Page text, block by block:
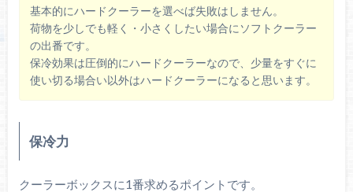
基本的にハードクーラーを選べば失敗はしません。
荷物を少しでも軽く・小さくしたい場合にソフトクーラー
の出番です。
保冷効果は圧倒的にハードクーラーなので、少量をすぐに
使い切る場合い以外はハードクーラーになると思います。
保冷力
クーラーボックスに1番求めるポイントです。